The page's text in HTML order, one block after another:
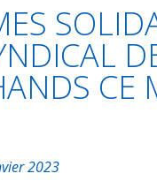
CE
2023